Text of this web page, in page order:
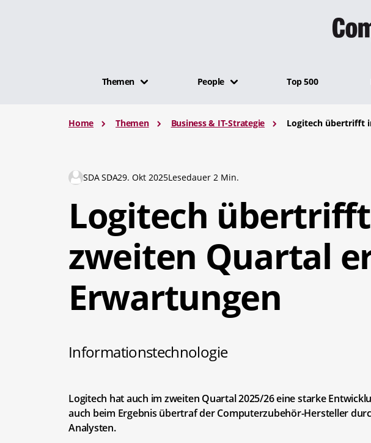
Themen People Top 500
Home Themen Business & IT-Strategie Logitech übertrifft
SDA SDA29. Okt 2025Lesedauer 2 Min.
Logitech
zweiten Quartal
Erwartungen
Informationstechnologie
Logitech hat auch im zweiten Quartal 2025/26 eine starke
auch beim Ergebnis übertraf der Computerzubehör-Hersteller
Analysten.